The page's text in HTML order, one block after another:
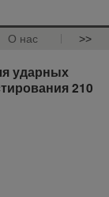
О нас >>
ударных
210